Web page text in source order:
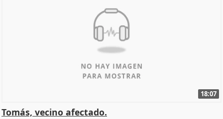
18:07
Tomás, vecino afectado.